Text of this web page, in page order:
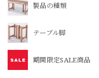
製品の種類
テーブル脚
期間限定SALE商品